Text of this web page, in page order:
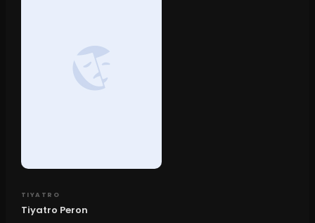
TIYATRO
Tiyatro Peron